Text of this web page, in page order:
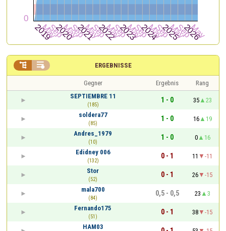
ERGEBNISSE
 
Gegner Ergebnis
Rang
SEPTIEMBRE 11
(185)
1 - 0 35
23
soldera77
(85)
1 - 0 16
19
Andres_1979
(10)
1 - 0 0
16
Edidney 006
(132)
0 - 1 11
-11
Stor
(52)
0 - 1 26
-15
mala700
(84)
0,5 - 0,5 23
3
Fernando175
(51)
0 - 1 38
-15
HAM03